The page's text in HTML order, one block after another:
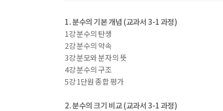
1. 분수의 기본 개념 (교과서 3-1 과정)
1강 분수의 탄생
2강 분수의 약속
3강 분모와 분자의 뜻
4강 분수의 구조
5강 1단원 종합 평가
2. 분수의 크기 비교 (교과서 3-1 과정)